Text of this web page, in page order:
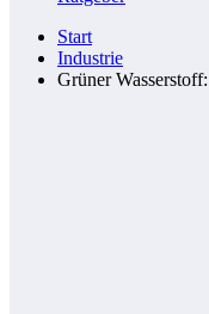
Start
Industrie
Grüner